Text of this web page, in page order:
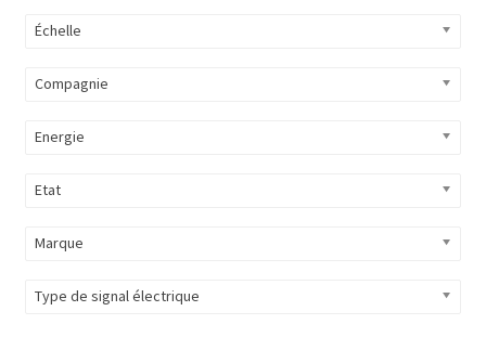
Échelle
Compagnie
Energie
Etat
Marque
Type de signal électrique